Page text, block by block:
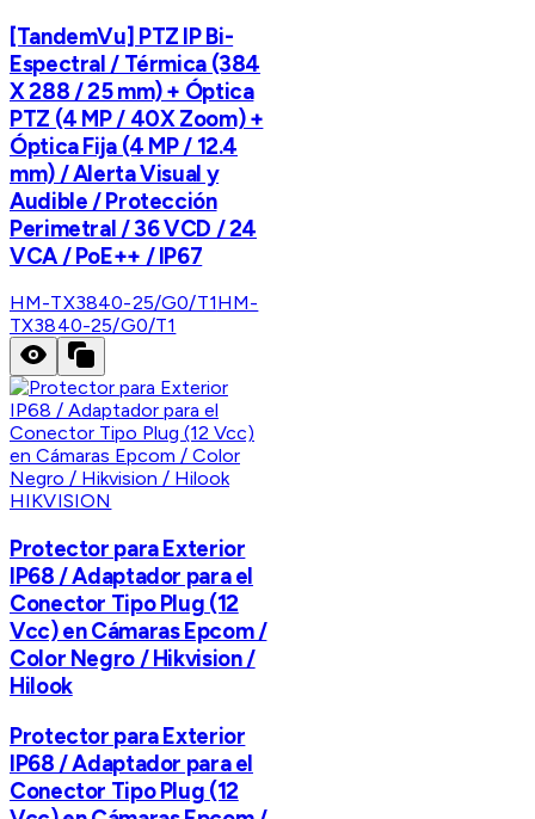
[TandemVu] PTZ IP Bi-
Espectral / Térmica (384
X 288 / 25 mm) + Óptica
PTZ (4 MP / 40X Zoom) +
Óptica Fija (4 MP / 12.4
mm) / Alerta Visual y
Audible / Protección
Perimetral / 36 VCD / 24
VCA / PoE++ / IP67
HM-TX3840-25/G0/T1HM-
TX3840-25/G0/T1
HIKVISION
Protector para Exterior
IP68 / Adaptador para el
Conector Tipo Plug (12
Vcc) en Cámaras Epcom /
Color Negro / Hikvision /
Hilook
Protector para Exterior
IP68 / Adaptador para el
Conector Tipo Plug (12